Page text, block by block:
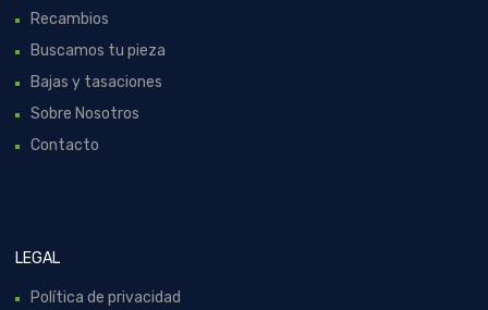
Recambios
Buscamos tu pieza
Bajas y tasaciones
Sobre Nosotros
Contacto
LEGAL
Política de privacidad